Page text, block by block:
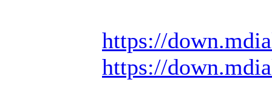
https://
https://